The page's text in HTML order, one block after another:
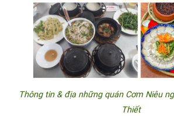
Thông tin & địa những quán Cơm Niêu
Thiết